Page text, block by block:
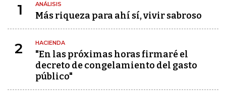
1 ANÁLISIS
Más riqueza para ahí sí, vivir sabroso
2 HACIENDA
"En las próximas horas firmaré el
decreto de congelamiento del gasto
público"